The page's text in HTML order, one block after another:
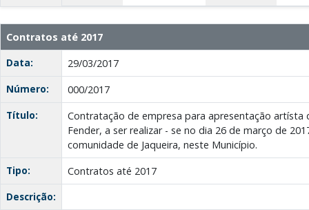
Contratos até 2017
Data:
29/03/2017
Número:
000/2017
Título:
Contratação de empresa para apresentação artísta
Fender, a ser realizar - se no dia 26 de março de
comunidade de Jaqueira, neste Município.
Tipo:
Contratos até 2017
Descrição: